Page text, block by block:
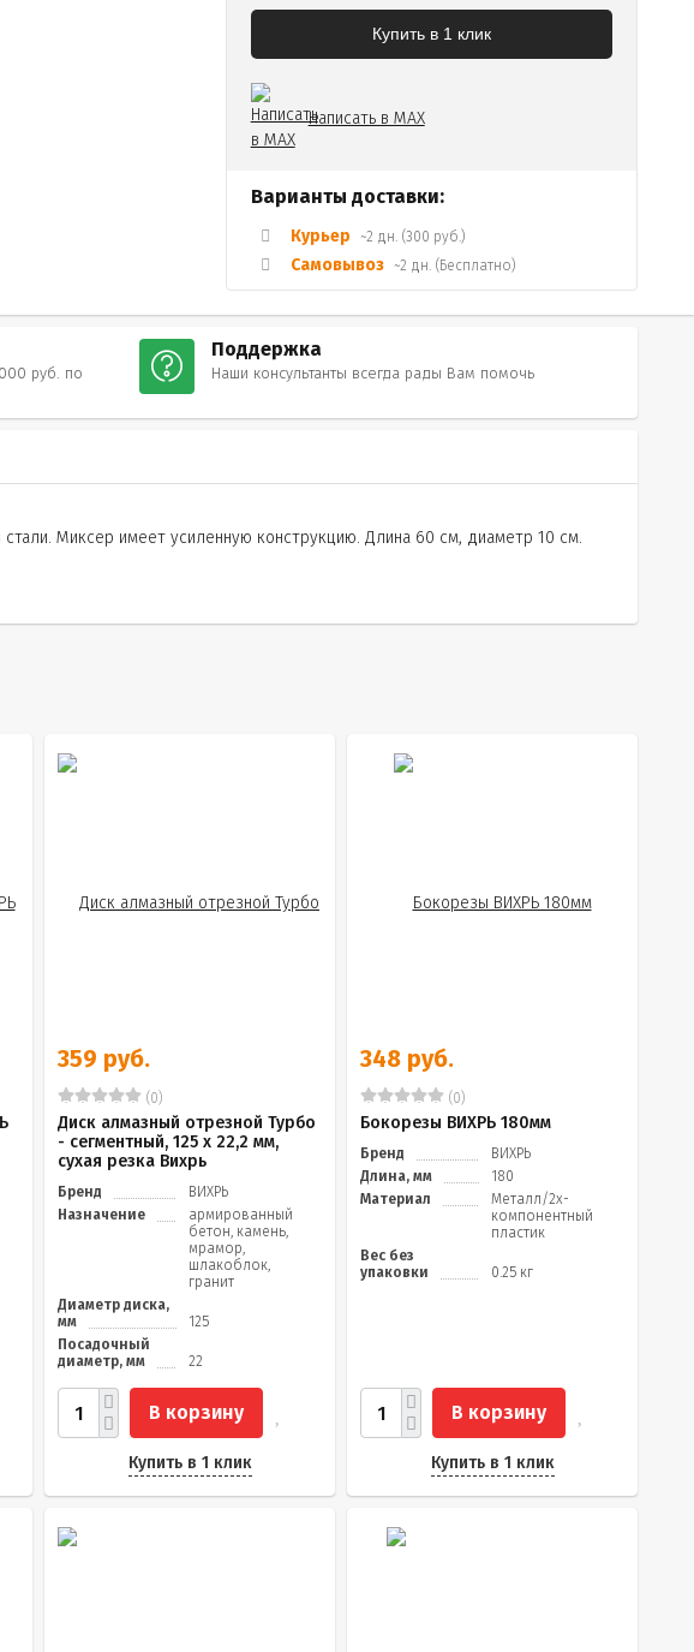
Купить в 1 клик
Написать в MAX
Варианты доставки:
Курьер ~2 дн. (300 руб.)
Самовывоз ~2 дн. (Бесплатно)
руб. по
Поддержка
Наши консультанты всегда рады Вам помочь
Миксер имеет усиленную конструкцию. Длина 60 см, диаметр 10 см.
359 руб.
(0)
Диск алмазный отрезной Турбо
- сегментный, 125 х 22,2 мм,
сухая резка Вихрь
Бренд
ВИХРЬ
Назначение
армированный
бетон, камень,
мрамор,
шлакоблок,
гранит
Диаметр диска,
мм
125
Посадочный
диаметр, мм
22
В корзину
Купить в 1 клик
348 руб.
(0)
Бокорезы ВИХРЬ 180мм
Бренд
ВИХРЬ
Длина, мм
180
Материал
Металл/2х-
компонентный
пластик
Вес без
упаковки
0.25 кг
В корзину
Купить в 1 клик